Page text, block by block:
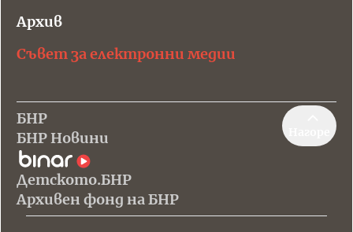
Архив
Съвет за електронни медии
БНР
БНР Новини
Детското.БНР
Архивен фонд на БНР